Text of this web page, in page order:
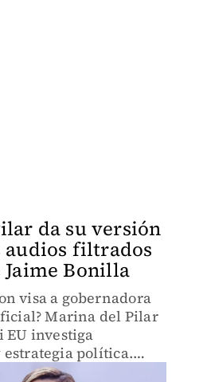
da su versión
audios filtrados
Bonilla
visa a gobernadora
Marina del Pilar
EU investiga
política.
de Bonilla y